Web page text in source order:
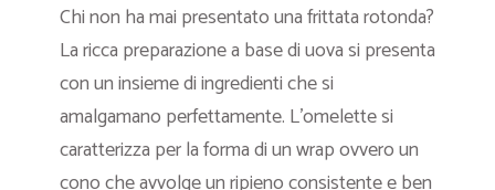
Chi non ha mai presentato una frittata rotonda?
La ricca preparazione a base di uova si presenta
con un insieme di ingredienti che si
amalgamano perfettamente. L’omelette si
caratterizza per la forma di un wrap ovvero un